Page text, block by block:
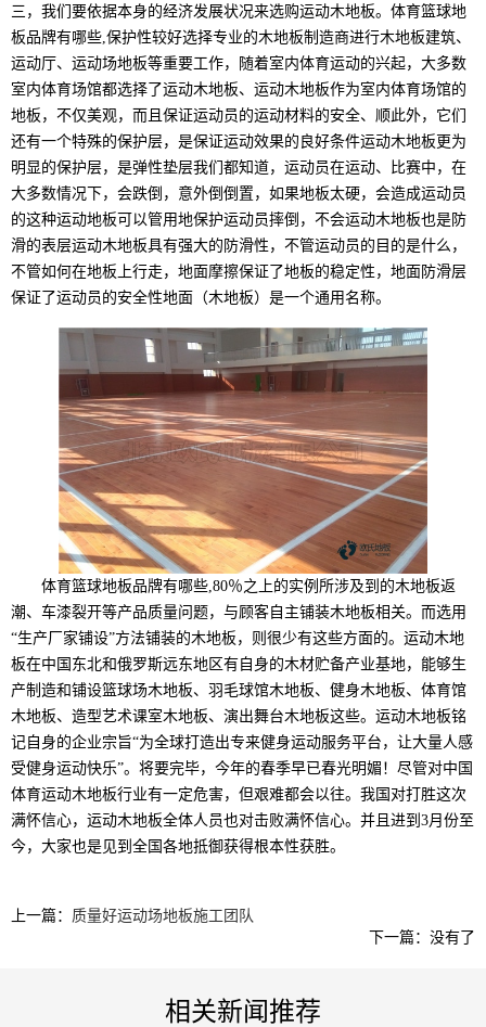
三，我们要依据本身的经济发展状况来选购运动木地板。体育篮球地
板品牌有哪些,保护性较好选择专业的木地板制造商进行木地板建筑、
运动厅、运动场地板等重要工作，随着室内体育运动的兴起，大多数
室内体育场馆都选择了运动木地板、运动木地板作为室内体育场馆的
地板，不仅美观，而且保证运动员的运动材料的安全、顺此外，它们
还有一个特殊的保护层，是保证运动效果的良好条件运动木地板更为
明显的保护层，是弹性垫层我们都知道，运动员在运动、比赛中，在
大多数情况下，会跌倒，意外倒倒置，如果地板太硬，会造成运动员
的这种运动地板可以管用地保护运动员摔倒，不会运动木地板也是防
滑的表层运动木地板具有强大的防滑性，不管运动员的目的是什么，
不管如何在地板上行走，地面摩擦保证了地板的稳定性，地面防滑层
保证了运动员的安全性地面（木地板）是一个通用名称。
体育篮球地板品牌有哪些,80％之上的实例所涉及到的木地板返
潮、车漆裂开等产品质量问题，与顾客自主铺装木地板相关。而选用
“生产厂家铺设”方法铺装的木地板，则很少有这些方面的。运动木地
板在中国东北和俄罗斯远东地区有自身的木材贮备产业基地，能够生
产制造和铺设篮球场木地板、羽毛球馆木地板、健身木地板、体育馆
木地板、造型艺术课室木地板、演出舞台木地板这些。运动木地板铭
记自身的企业宗旨“为全球打造出专来健身运动服务平台，让大量人感
受健身运动快乐”。将要完毕，今年的春季早已春光明媚！尽管对中国
体育运动木地板行业有一定危害，但艰难都会以往。我国对打胜这次
满怀信心，运动木地板全体人员也对击败满怀信心。并且进到3月份至
今，大家也是见到全国各地抵御获得根本性获胜。
上一篇： 质量好运动场地板施工团队
下一篇：没有了
相关新闻推荐